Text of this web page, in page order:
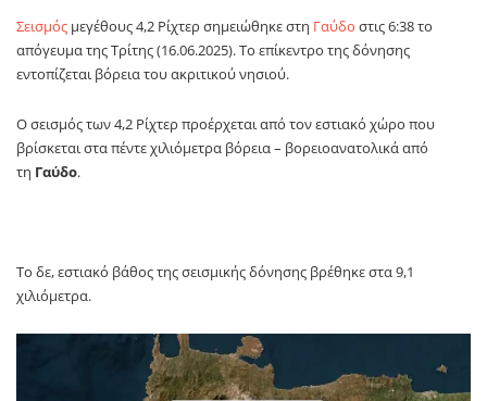
Σεισμός μεγέθους 4,2 Ρίχτερ σημειώθηκε στη Γαύδο στις 6:38 το
απόγευμα της Τρίτης (16.06.2025). Το επίκεντρο της δόνησης
εντοπίζεται βόρεια του ακριτικού νησιού.
Ο σεισμός των 4,2 Ρίχτερ προέρχεται από τον εστιακό χώρο που
βρίσκεται στα πέντε χιλιόμετρα βόρεια – βορειοανατολικά από
τη Γαύδο.
Το δε, εστιακό βάθος της σεισμικής δόνησης βρέθηκε στα 9,1
χιλιόμετρα.